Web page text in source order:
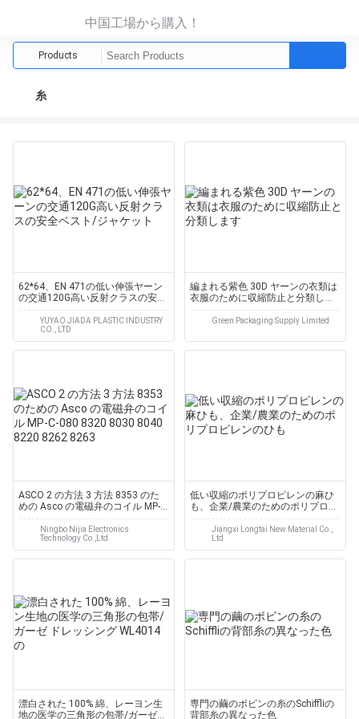
中国工場から購入！
Products
糸
62*64、EN 471の低い伸張ヤーン
の交通120G高い反射クラスの安全
ベスト/ジャケット
YUYAO JIADA PLASTIC INDUSTRY
CO., LTD
編まれる紫色 30D ヤーンの衣類は
衣服のために収縮防止と分類しま
す
Green Packaging Supply Limited
ASCO 2 の方法 3 方法 8353 のた
めの Asco の電磁弁のコイル MP-
C-080 8320 8030 8040 8220 8262
Ningbo Nijia Electronics
Technology Co.,Ltd
低い収縮のポリプロピレンの麻ひ
も、企業/農業のためのポリプロピ
レンのひも
Jiangxi Longtai New Material Co.,
Ltd
漂白された 100% 綿、レーヨン生
地の医学の三角形の包帯/ガーゼ
専門の繭のボビンの糸のSchiffliの
背部糸の異なった色